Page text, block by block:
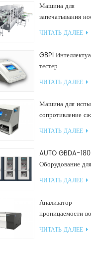
Машина для
запечатывания
GF2600-X для
ЧИТАТЬ ДАЛЕЕ
GBPI
тестер
уплотнений
ЧИТАТЬ ДАЛЕЕ
Машина для
сопротивление
GBN200G для
пластиковых
ЧИТАТЬ ДАЛЕЕ
AUTO GBDA-180
Оборудование для
испытания
разложение
ЧИТАТЬ ДАЛЕЕ
Анализатор
проницаемости
пара W812
метод)
ЧИТАТЬ ДАЛЕЕ